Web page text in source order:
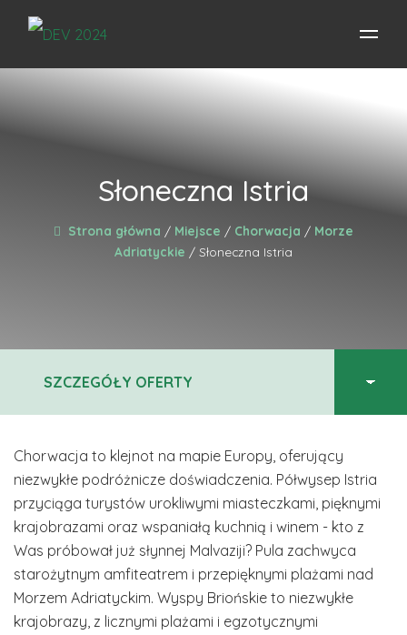
Słoneczna Istria
Strona główna / Miejsce / Chorwacja / Morze
Adriatyckie / Słoneczna Istria
Chorwacja to klejnot na mapie Europy, oferujący
niezwykłe podróżnicze doświadczenia. Półwysep Istria
przyciąga turystów urokliwymi miasteczkami, pięknymi
krajobrazami oraz wspaniałą kuchnią i winem - kto z
Was próbował już słynnej Malvaziji? Pula zachwyca
starożytnym amfiteatrem i przepięknymi plażami nad
Morzem Adriatyckim. Wyspy Briońskie to niezwykłe
krajobrazy, z licznymi plażami i egzotycznymi